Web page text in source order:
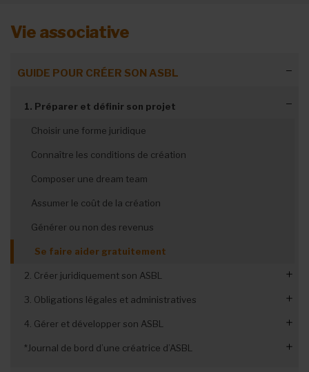
Vie associative
GUIDE POUR CRÉER SON ASBL
1. Préparer et définir son projet
Choisir une forme juridique
Connaître les conditions de création
Composer une dream team
Assumer le coût de la création
Générer ou non des revenus
Se faire aider gratuitement
2. Créer juridiquement son ASBL
Choisir le nom de son ASBL
Déterminer l’objet social
Se répartir les rôles
3. Obligations légales et administratives
Etablir le régime fiscal de son ASBL
Gérer les bases de la comptabilité
4. Gérer et développer son ASBL
Faire le budget et plan de trésorerie
*Journal de bord d’une créatrice d’ASBL